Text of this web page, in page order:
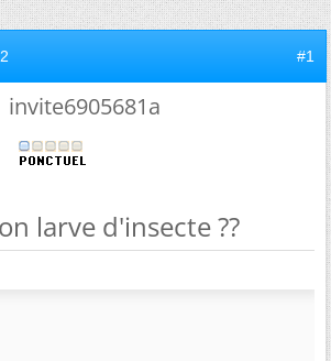
#1
invite6905681a
larve d'insecte ??